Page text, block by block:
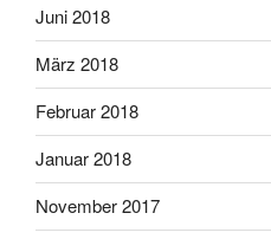
Juni 2018
März 2018
Februar 2018
Januar 2018
November 2017